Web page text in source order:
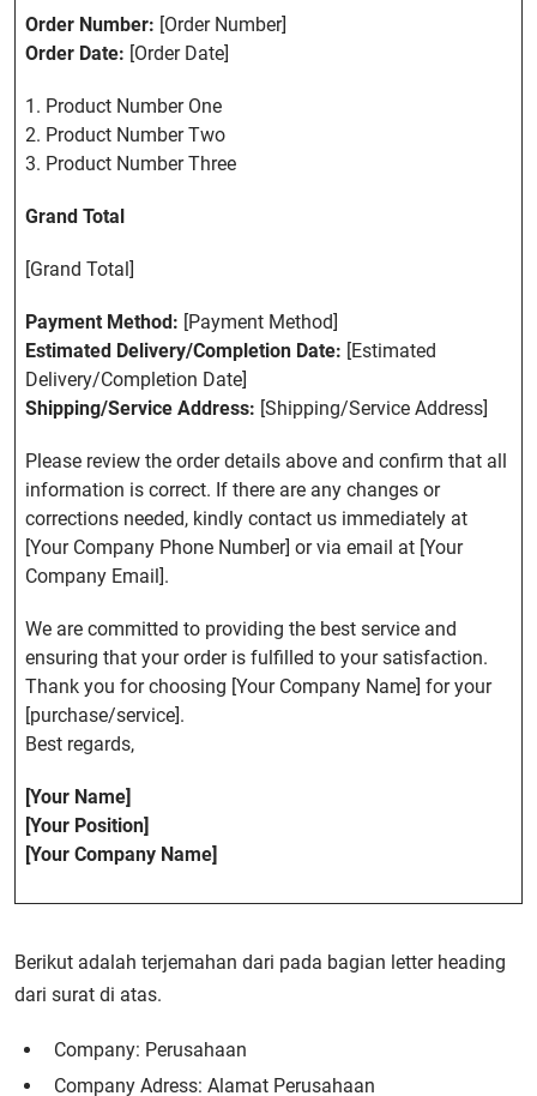
Order Number: [Order Number]
Order Date: [Order Date]
1. Product Number One
2. Product Number Two
3. Product Number Three
Grand Total
[Grand Total]
Payment Method: [Payment Method]
Estimated Delivery/Completion Date: [Estimated
Delivery/Completion Date]
Shipping/Service Address: [Shipping/Service Address]
Please review the order details above and confirm that all
information is correct. If there are any changes or
corrections needed, kindly contact us immediately at
[Your Company Phone Number] or via email at [Your
Company Email].
We are committed to providing the best service and
ensuring that your order is fulfilled to your satisfaction.
Thank you for choosing [Your Company Name] for your
[purchase/service].
Best regards,
[Your Name]
[Your Position]
[Your Company Name]
Berikut adalah terjemahan dari pada bagian letter heading
dari surat di atas.
Company: Perusahaan
Company Adress: Alamat Perusahaan